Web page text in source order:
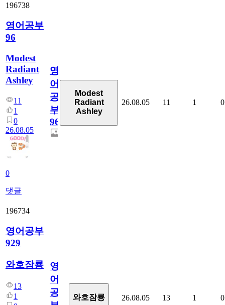
196738
영어공부
96
Modest
Radiant
Ashley
11
1
0
26.08.05
0
댓글
영
어
공
부
96
Modest
Radiant
Ashley
26.08.05 11 1 0
196734
영어공부
929
와호잠룡
13
1
영
어
공
와호잠룡 26.08.05 13 1 0